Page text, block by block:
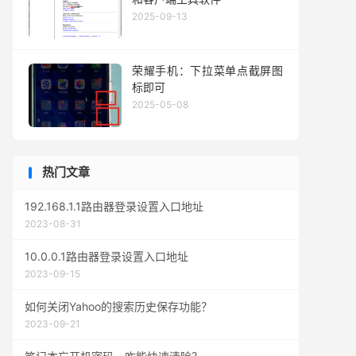
2025-09-13
荣耀手机：下拉菜单点截屏图
标即可
2025-05-08
热门文章
192.168.1.1路由器登录设置入口地址
2023-08-31
10.0.0.1路由器登录设置入口地址
2023-09-15
如何关闭Yahoo的搜索历史保存功能？
2023-09-21